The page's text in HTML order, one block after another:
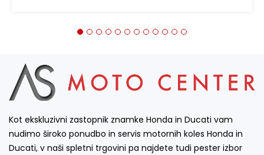
Kot ekskluzivni zastopnik znamke Honda in Ducati vam
nudimo široko ponudbo in servis motornih koles Honda in
Ducati, v naši spletni trgovini pa najdete tudi pester izbor